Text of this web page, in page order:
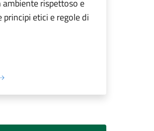
rispettoso e
etici e regole di